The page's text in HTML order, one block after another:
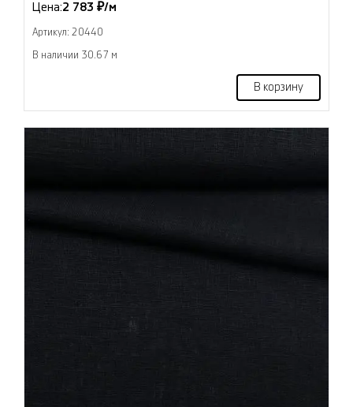
Цена:2 783 ₽/м
Артикул: 20440
В наличии 30.67 м
В корзину